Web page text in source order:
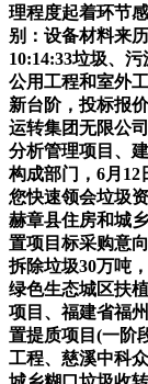
理程度起着环节
别：设备材料来
10:14:33垃圾、
公用工程和室外
新台阶，投标报
运转集团无限公
分析管理项目、
构成部门，6月
您快速领会垃圾
赫章县住房和城
置项目标采购意
拆除垃圾30万吨
绿色生态城区扶
项目、福建省福
置提质项目(一阶
工程、慈溪中科